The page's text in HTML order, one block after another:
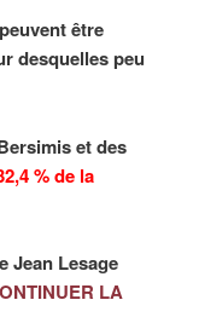
être
desquelles peu
et des
% de la
Jean Lesage
LA